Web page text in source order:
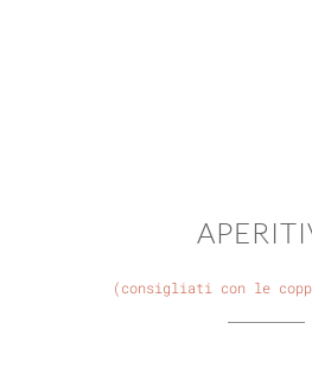
(consigliati con le